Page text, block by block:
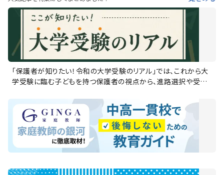
「保護者が知りたい！令和の大学受験のリアル」では、これから大
学受験に臨む子どもを持つ保護者の視点から、進路選択や受験
実例をもとにした情報をお届けします。